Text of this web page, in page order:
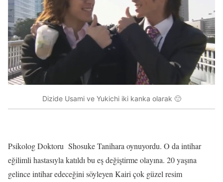
Dizide Usami ve Yukichi iki kanka olarak 🙂
Psikolog Doktoru Shosuke Tanihara oynuyordu. O da intihar
eğilimli hastasıyla katıldı bu eş değiştirme olayına. 20 yaşına
gelince intihar edeceğini söyleyen Kairi çok güzel resim